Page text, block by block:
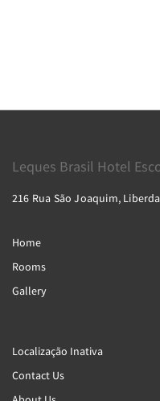
Leques Brasil Hotel
216 Rua São Joaquim,
Home
Rooms
Gallery
Localização Inativa
Contact Us